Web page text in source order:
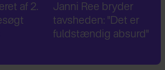
af 2.
Janni Ree bryder
tavsheden: "Det er
fuldstændig absurd"